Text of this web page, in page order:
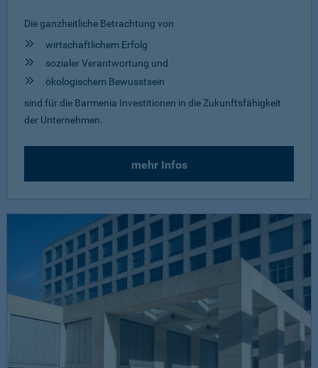
Die ganzheitliche Betrachtung von
wirtschaftlichem Erfolg
sozialer Verantwortung und
ökologischem Bewusstsein
sind für die Barmenia Investitionen in die Zukunftsfähigkeit
der Unternehmen.
mehr Infos